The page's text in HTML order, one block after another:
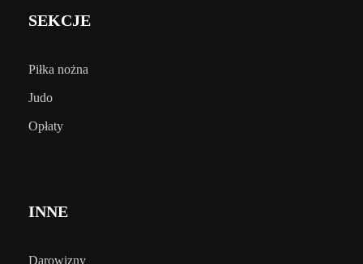
SEKCJE
Piłka nożna
Judo
Opłaty
INNE
Darowizny